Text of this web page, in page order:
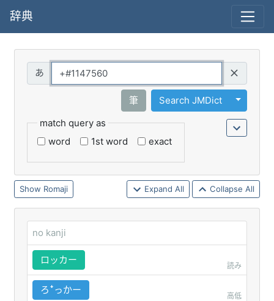
辞典
筆 Search JMDict
Toggle
match query as
word
1st word exact
Romaji Expand All Collapse All
no kanji
ロッカー
読み
ろꜜっかー
高低